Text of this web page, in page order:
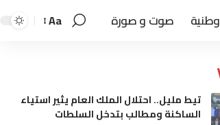
وطنية صوت و صورة Aa
تيط مليل.. احتلال الملك العام يثير استياء
الساكنة ومطالب بتدخل السلطات